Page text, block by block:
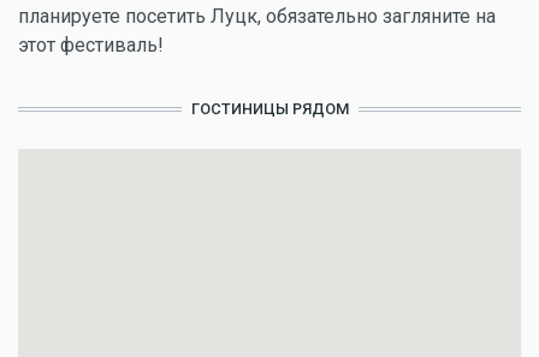
планируете посетить Луцк, обязательно загляните на
этот фестиваль!
ГОСТИНИЦЫ РЯДОМ